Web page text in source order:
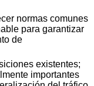
normas comunes
para garantizar
de
existentes;
importantes